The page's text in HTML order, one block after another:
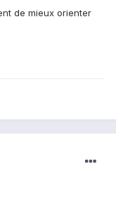
de mieux orienter